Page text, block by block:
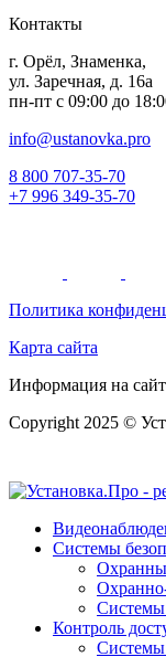
Контакты
г. Орёл, Знаменка,
ул. Заречная, д. 16а
пн-пт с 09:00 до
info@ustanovka.pro
8 800 707-35-70
+7 996 349-35-70
Политика
Карта сайта
Информация на
Copyright 2025 ©
Системы
Системы
Контроль
Системы